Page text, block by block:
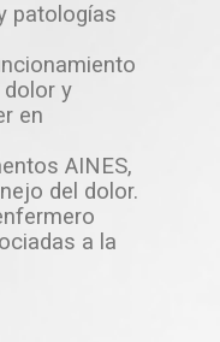
patologías
y
en
AINES,
del dolor.
a la